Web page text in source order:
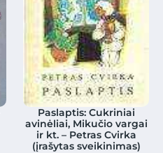
Paslaptis: Cukriniai
avinėliai, Mikučio vargai
ir kt. – Petras Cvirka
(įrašytas sveikinimas)